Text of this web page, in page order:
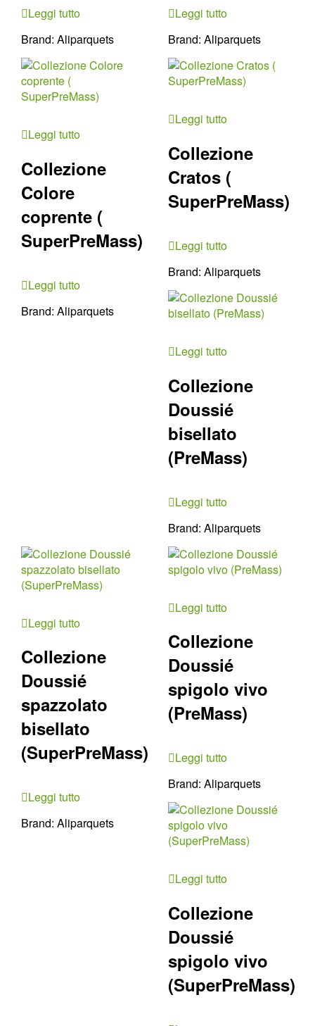
Leggi tutto
Brand: Aliparquets
Leggi tutto
Brand: Aliparquets
Leggi tutto
Collezione
Colore
coprente (
SuperPreMass)
Leggi tutto
Brand: Aliparquets
Leggi tutto
Collezione
Cratos (
SuperPreMass)
Leggi tutto
Brand: Aliparquets
Leggi tutto
Collezione
Doussié
bisellato
(PreMass)
Leggi tutto
Brand: Aliparquets
Leggi tutto
Collezione
Doussié
spazzolato
bisellato
(SuperPreMass)
Leggi tutto
Brand: Aliparquets
Leggi tutto
Collezione
Doussié
spigolo vivo
(PreMass)
Leggi tutto
Brand: Aliparquets
Leggi tutto
Collezione
Doussié
spigolo vivo
(SuperPreMass)